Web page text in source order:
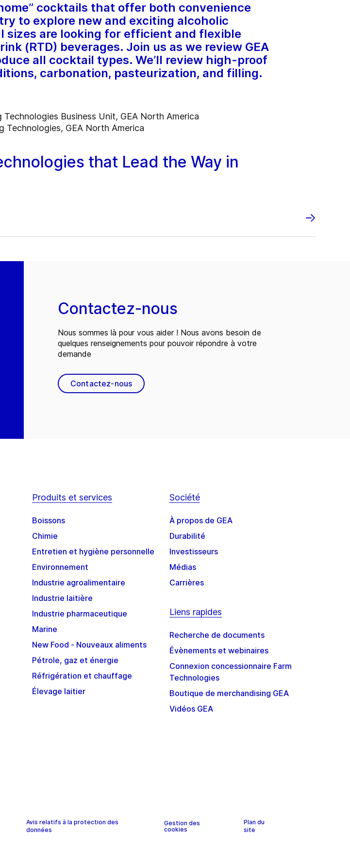
cocktails that offer both convenience
to explore new and exciting alcoholic
sizes are looking for efficient and flexible
(RTD) beverages. Join us as we review GEA
all cocktail types. We’ll review high-proof
carbonation, pasteurization, and filling.
Business Unit, GEA North America
Technologies, GEA North America
that Lead the Way in
Contactez-nous
Nous sommes là pour vous aider ! Nous avons besoin de
quelques renseignements pour pouvoir répondre à votre
demande
Contactez-nous
Produits et services
Boissons
Chimie
Entretien et hygiène personnelle
Environnement
Industrie agroalimentaire
Industrie laitière
Industrie pharmaceutique
Marine
New Food - Nouveaux aliments
Pétrole, gaz et énergie
Réfrigération et chauffage
Élevage laitier
Société
À propos de GEA
Durabilité
Investisseurs
Médias
Carrières
Liens rapides
Recherche de documents
Évènements et webinaires
Connexion concessionnaire Farm
Technologies
Boutique de merchandising GEA
Vidéos GEA
Avis relatifs à la protection des
données
Gestion des
cookies
Plan du
site